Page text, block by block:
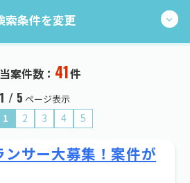
企業さまへ
索条件を変更
41
する
る
案件数： 41件
1 / 5 ページ表示
1 2 3 4 5
ンサー大募集！案件が